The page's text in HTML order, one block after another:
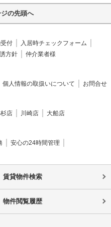
の先頭へ
付
入居時チェックフォーム
方針 仲介業者様
個人情報の取扱いについて お問合せ
店 川崎店 大船店
安心の24時間管理
賃貸物件検索
物件閲覧履歴